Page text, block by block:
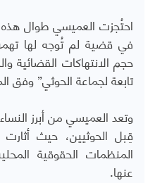
احتُجزت العميسي طوال هذه
في قضية لم تُوجه لها
حجم الانتهاكات القضائية
تابعة لجماعة الحوثي” وفق
وتعد العميسي من أبرز
قِبل الحوثيين، حيث
المنظمات الحقوقية
عنها.